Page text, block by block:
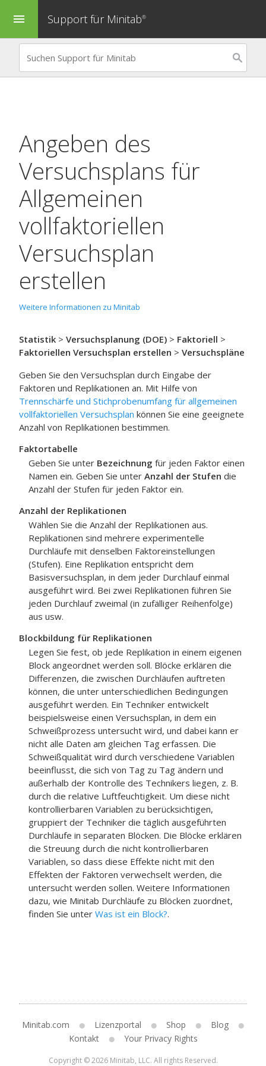
menu Support für Minitab®
Angeben des
Versuchsplans für
Allgemeinen
vollfaktoriellen
Versuchsplan
erstellen
Weitere Informationen zu Minitab
Statistik > Versuchsplanung (DOE) > Faktoriell >
Faktoriellen Versuchsplan erstellen > Versuchspläne
Geben Sie den Versuchsplan durch Eingabe der
Faktoren und Replikationen an. Mit Hilfe von
Trennschärfe und Stichprobenumfang für allgemeinen
vollfaktoriellen Versuchsplan können Sie eine geeignete
Anzahl von Replikationen bestimmen.
Faktortabelle
Geben Sie unter Bezeichnung für jeden Faktor einen
Namen ein. Geben Sie unter Anzahl der Stufen die
Anzahl der Stufen für jeden Faktor ein.
Anzahl der Replikationen
Wählen Sie die Anzahl der Replikationen aus.
Replikationen sind mehrere experimentelle
Durchläufe mit denselben Faktoreinstellungen
(Stufen). Eine Replikation entspricht dem
Basisversuchsplan, in dem jeder Durchlauf einmal
ausgeführt wird. Bei zwei Replikationen führen Sie
jeden Durchlauf zweimal (in zufälliger Reihenfolge)
aus usw.
Blockbildung für Replikationen
Legen Sie fest, ob jede Replikation in einem eigenen
Block angeordnet werden soll. Blöcke erklären die
Differenzen, die zwischen Durchläufen auftreten
können, die unter unterschiedlichen Bedingungen
ausgeführt werden. Ein Techniker entwickelt
beispielsweise einen Versuchsplan, in dem ein
Schweißprozess untersucht wird, und dabei kann er
nicht alle Daten am gleichen Tag erfassen. Die
Schweißqualität wird durch verschiedene Variablen
beeinflusst, die sich von Tag zu Tag ändern und
außerhalb der Kontrolle des Technikers liegen, z. B.
durch die relative Luftfeuchtigkeit. Um diese nicht
kontrollierbaren Variablen zu berücksichtigen,
gruppiert der Techniker die täglich ausgeführten
Durchläufe in separaten Blöcken. Die Blöcke erklären
die Streuung durch die nicht kontrollierbaren
Variablen, so dass diese Effekte nicht mit den
Effekten der Faktoren verwechselt werden, die
untersucht werden sollen. Weitere Informationen
dazu, wie Minitab Durchläufe zu Blöcken zuordnet,
finden Sie unter Was ist ein Block?.
Minitab.com Lizenzportal Shop
Blog
Kontakt
Your Privacy Rights
Copyright © 2026 Minitab, LLC. All rights Reserved.